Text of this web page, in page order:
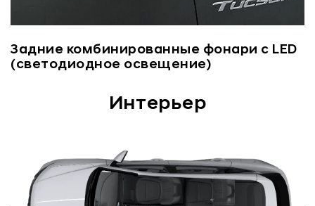
Задние комбинированные фонари с LED
(светодиодное освещение)
Интерьер